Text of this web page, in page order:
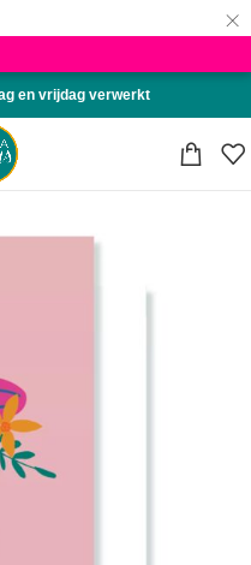
×
en vrijdag verwerkt